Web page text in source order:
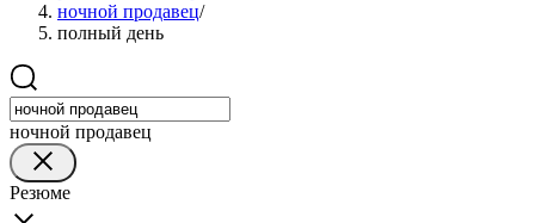
ночной продавец/
полный день
ночной продавец
Резюме